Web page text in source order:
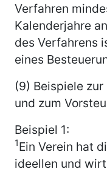
Verfahren
Kalenderjahre
des Verfahrens
eines
(9) Beispiele
und zum
Beispiel 1:
1Ein Verein hat
ideellen und